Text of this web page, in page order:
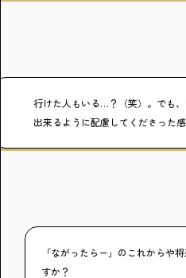
行けた人もいる…？（笑）。でも
出来るように配慮してくださった感
「ながったらー」のこれからや
すか？